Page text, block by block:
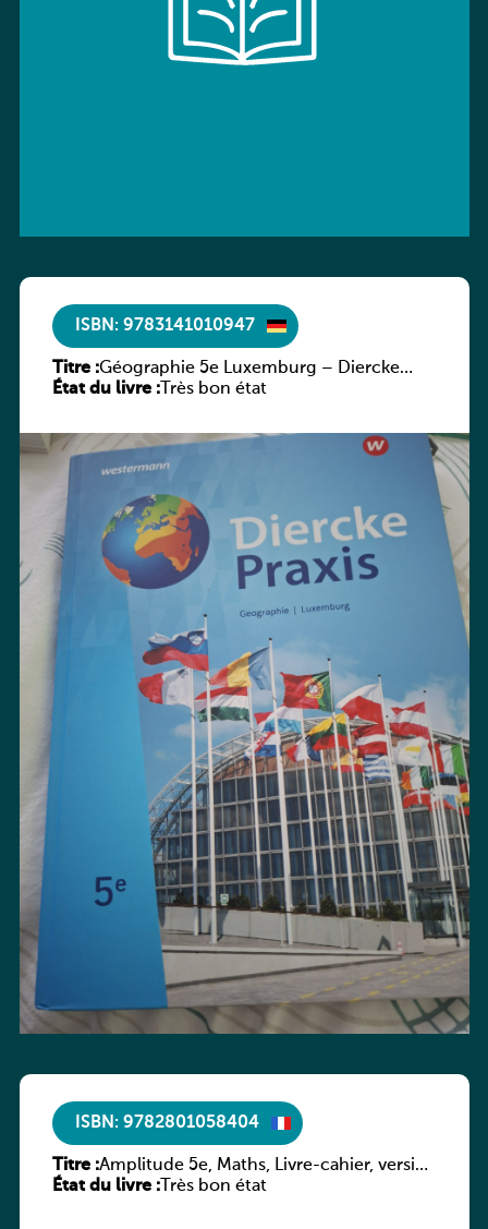
ISBN: 9783141010947
Titre :Géographie 5e Luxemburg – Diercke
Praxis
État du livre :Très bon état
ISBN: 9782801058404
Titre :Amplitude 5e, Maths, Livre-cahier, version
luxembourgeoise
État du livre :Très bon état